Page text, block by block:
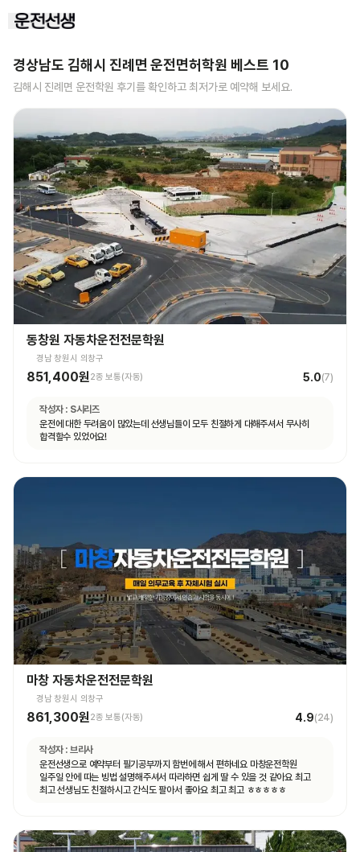
경상남도 김해시 진례면 운전면허학원 베스트 10
김해시 진례면 운전학원 후기를 확인하고 최저가로 예약해 보세요.
동창원 자동차운전전문학원
경남 창원시 의창구
851,400원 2종 보통(자동) 5.0(7)
작성자 : S시리즈
운전에 대한 두려움이 많았는데 선생님들이 모두 친절하게 대해주셔서 무사히
합격할수 있었어요!
마창 자동차운전전문학원
경남 창원시 의창구
861,300원 2종 보통(자동) 4.9(24)
작성자 : 브리사
운전선생으로 예약부터 필기공부까지 함번에 해서 편하네요 마창운전학원
일주일 안에 따는 빙법 설명해주셔서 따라하면 쉽게 딸 수 있을 것 같아요 최고
최고 선생님도 친절하시고 간식도 팔아서 좋아요 최고 최고 ㅎㅎㅎㅎㅎ